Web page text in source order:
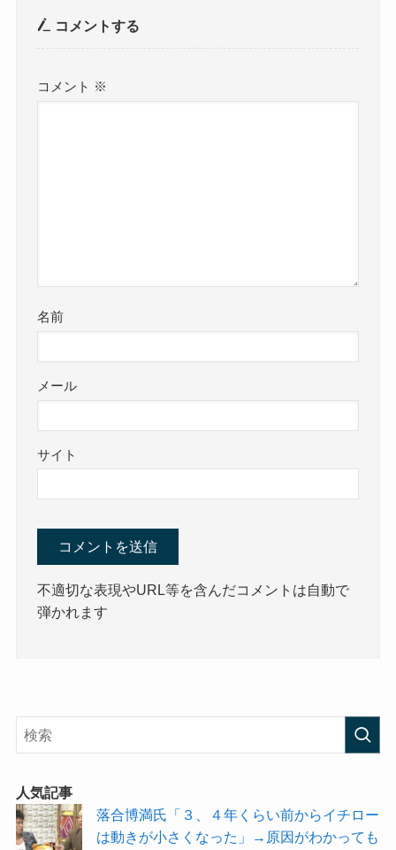
コメントする
コメント ※
名前
メール
サイト
不適切な表現やURL等を含んだコメントは自動で
弾かれます
人気記事
落合博満氏「３、４年くらい前からイチロー
は動きが小さくなった」→原因がわかっても